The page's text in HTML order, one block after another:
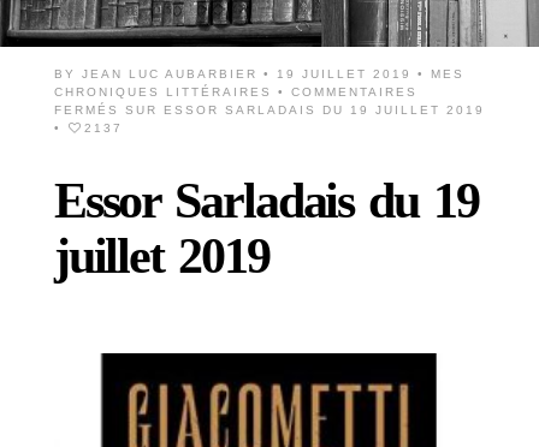
BY JEAN LUC AUBARBIER • 19 JUILLET 2019 •
MES
CHRONIQUES LITTÉRAIRES
• COMMENTAIRES
FERMÉS
SUR ESSOR SARLADAIS DU 19 JUILLET 2019
•
2137
Essor Sarladais du 19
juillet 2019